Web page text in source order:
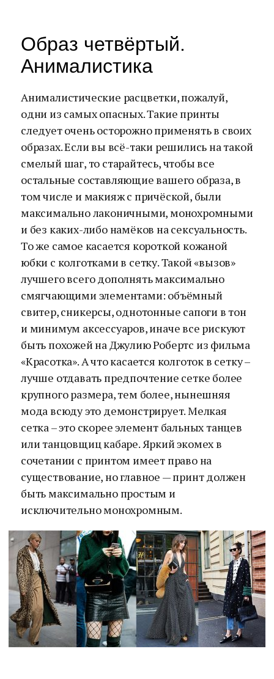
Образ четвёртый.
Анималистика
Анималистические расцветки, пожалуй,
одни из самых опасных. Такие принты
следует очень осторожно применять в своих
образах. Если вы всё-таки решились на такой
смелый шаг, то старайтесь, чтобы все
остальные составляющие вашего образа, в
том числе и макияж с причёской, были
максимально лаконичными, монохромными
и без каких-либо намёков на сексуальность.
То же самое касается короткой кожаной
юбки с колготками в сетку. Такой «вызов»
лучшего всего дополнять максимально
смягчающими элементами: объёмный
свитер, сникерсы, однотонные сапоги в тон
и минимум аксессуаров, иначе все рискуют
быть похожей на Джулию Робертс из фильма
«Красотка». А что касается колготок в сетку –
лучше отдавать предпочтение сетке более
крупного размера, тем более, нынешняя
мода всюду это демонстрирует. Мелкая
сетка – это скорее элемент бальных танцев
или танцовщиц кабаре. Яркий экомех в
сочетании с принтом имеет право на
существование, но главное — принт должен
быть максимально простым и
исключительно монохромным.